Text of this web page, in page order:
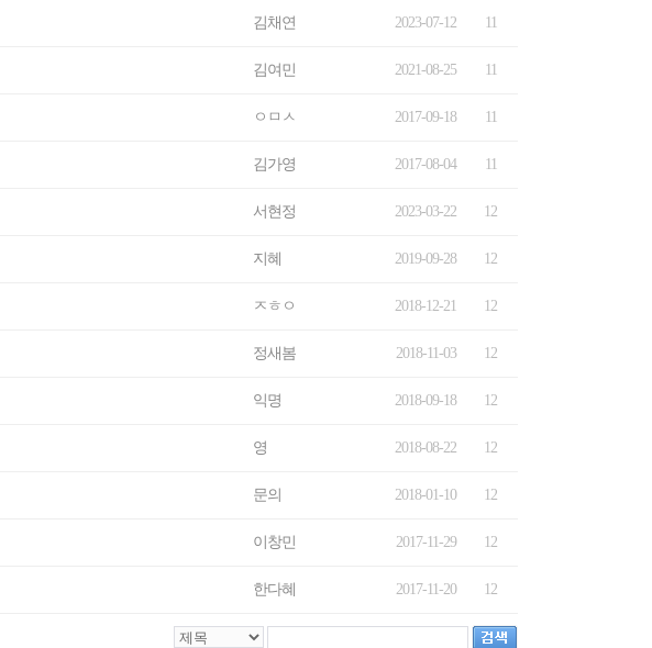
김채연 2023-07-12 11
김여민 2021-08-25 11
ㅇㅁㅅ 2017-09-18 11
김가영 2017-08-04 11
서현정 2023-03-22 12
지혜 2019-09-28 12
ㅈㅎㅇ 2018-12-21 12
정새봄 2018-11-03 12
익명 2018-09-18 12
영 2018-08-22 12
문의 2018-01-10 12
이창민 2017-11-29 12
한다혜 2017-11-20 12